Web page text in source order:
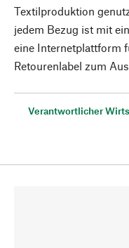
Textilproduktion
jedem Bezug ist mit
eine Internetplattform
Retourenlabel zum
Verantwortlicher